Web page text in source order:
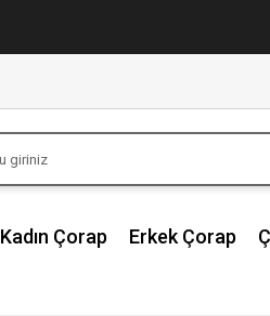
Kadın Çorap Erkek Çorap